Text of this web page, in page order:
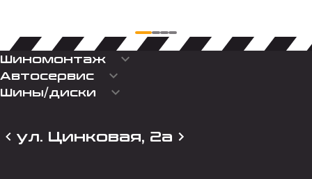
Шиномонтаж keyboard_arrow_down
Автосервис keyboard_arrow_down
Шины/диски keyboard_arrow_down
ул. Цинковая, 2а